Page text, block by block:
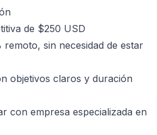
de $250 USD
remoto, sin necesidad de estar
objetivos claros y duración
con empresa especializada en